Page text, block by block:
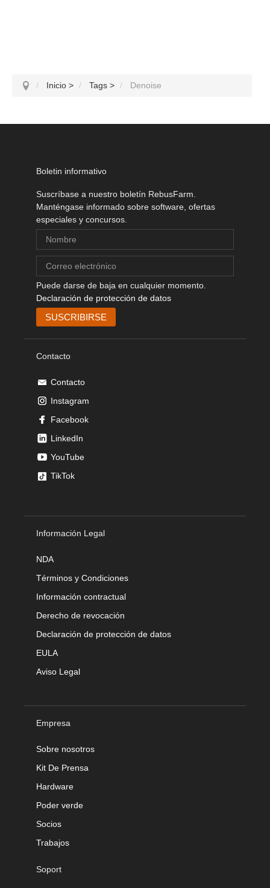
Inicio > Tags > Denoise
Boletin informativo
Suscríbase a nuestro boletín RebusFarm.
Manténgase informado sobre software, ofertas
especiales y concursos.
Puede darse de baja en cualquier momento.
Declaración de protección de datos
Contacto
Contacto
Instagram
Facebook
LinkedIn
YouTube
TikTok
Información Legal
NDA
Términos y Condiciones
Información contractual
Derecho de revocación
Declaración de protección de datos
EULA
Aviso Legal
Empresa
Sobre nosotros
Kit De Prensa
Hardware
Poder verde
Socios
Trabajos
Soport